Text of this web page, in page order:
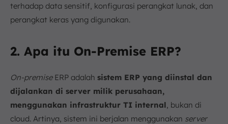
terhadap data sensitif, konfigurasi perangkat lunak, dan
perangkat keras yang digunakan.
2. Apa itu On-Premise ERP?
On-premiseERP adalah sistem ERP yang diinstal dan
dijalankan di server milik perusahaan,
menggunakan infrastruktur TI internal, bukan di
cloud. Artinya, sistem ini berjalan menggunakan server